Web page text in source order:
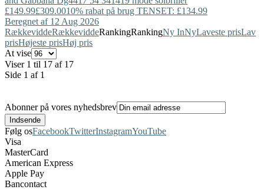
£149.99£309.0010% rabat på brug TENSET: £134.99
Beregnet af 12 Aug 2026
RækkeviddeRækkeviddeRankingRankingNy InNyLaveste prisLav
prisHøjeste prisHøj pris
At vise
Viser 1 til 17 af 17
Side 1 af 1
Abonner på vores nyhedsbrev
Følg osFacebookTwitterInstagramYouTube
Visa
MasterCard
American Express
Apple Pay
Bancontact